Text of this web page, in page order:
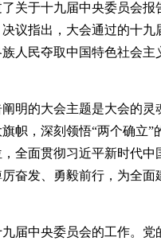
关于十九届中央委员会
议指出，大会通过的十
人民夺取中国特色社会
明的大会主题是大会的
帜，深刻领悟“两个确立
全面贯彻习近平新时代
奋发、勇毅前行，为全
届中央委员会的工作。